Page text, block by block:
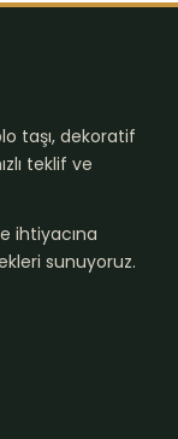
taşı, dekoratif
teklif ve
ihtiyacına
sunuyoruz.